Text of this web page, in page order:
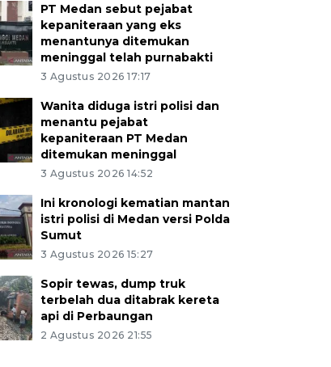
PT Medan sebut pejabat
kepaniteraan yang eks
menantunya ditemukan
meninggal telah purnabakti
3 Agustus 2026 17:17
Wanita diduga istri polisi dan
menantu pejabat
kepaniteraan PT Medan
ditemukan meninggal
3 Agustus 2026 14:52
Ini kronologi kematian mantan
istri polisi di Medan versi Polda
Sumut
3 Agustus 2026 15:27
Sopir tewas, dump truk
terbelah dua ditabrak kereta
api di Perbaungan
2 Agustus 2026 21:55